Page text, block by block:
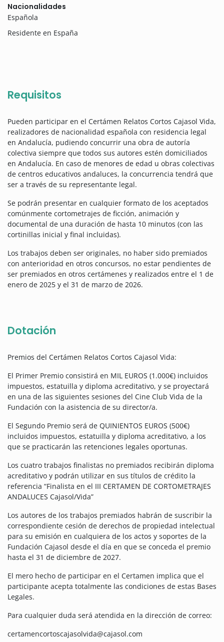
Nacionalidades
Española
Residente en España
Requisitos
Pueden participar en el Certámen Relatos Cortos Cajasol Vida,
realizadores de nacionalidad española con residencia legal
en Andalucía, pudiendo concurrir una obra de autoría
colectiva siempre que todos sus autores estén domiciliados
en Andalucía. En caso de menores de edad u obras colectivas
de centros educativos andaluces, la concurrencia tendrá que
ser a través de su representante legal.
Se podrán presentar en cualquier formato de los aceptados
comúnmente cortometrajes de ficción, animación y
documental de una duración de hasta 10 minutos (con las
cortinillas inicial y final incluidas).
Los trabajos deben ser originales, no haber sido premiados
con anterioridad en otros concursos, no estar pendientes de
ser premiados en otros certámenes y realizados entre el 1 de
enero de 2025 y el 31 de marzo de 2026.
Dotación
Premios del Certámen Relatos Cortos Cajasol Vida:
El Primer Premio consistirá en MIL EUROS (1.000€) incluidos
impuestos, estatuilla y diploma acreditativo, y se proyectará
en una de las siguientes sesiones del Cine Club Vida de la
Fundación con la asistencia de su director/a.
El Segundo Premio será de QUINIENTOS EUROS (500€)
incluidos impuestos, estatuilla y diploma acreditativo, a los
que se practicarán las retenciones legales oportunas.
Los cuatro trabajos finalistas no premiados recibirán diploma
acreditativo y podrán utilizar en sus títulos de crédito la
referencia “Finalista en el III CERTAMEN DE CORTOMETRAJES
ANDALUCES Cajasol/Vida”
Los autores de los trabajos premiados habrán de suscribir la
correspondiente cesión de derechos de propiedad intelectual
para su emisión en cualquiera de los actos y soportes de la
Fundación Cajasol desde el día en que se conceda el premio
hasta el 31 de diciembre de 2027.
El mero hecho de participar en el Certamen implica que el
participante acepta totalmente las condiciones de estas Bases
Legales.
Para cualquier duda será atendida en la dirección de correo:
certamencortoscajasolvida@cajasol.com